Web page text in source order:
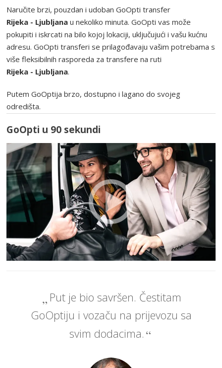
Naručite brzi, pouzdan i udoban GoOpti transfer
Rijeka - Ljubljana u nekoliko minuta. GoOpti vas može
pokupiti i iskrcati na bilo kojoj lokaciji, uključujući i vašu kućnu
adresu. GoOpti transferi se prilagođavaju vašim potrebama s
više fleksibilnih rasporeda za transfere na ruti
Rijeka - Ljubljana.
Putem GoOptija brzo, dostupno i lagano do svojeg
odredišta.
GoOpti u 90 sekundi
Put je bio savršen. Čestitam
GoOptiju i vozaču na prijevozu sa
svim dodacima.